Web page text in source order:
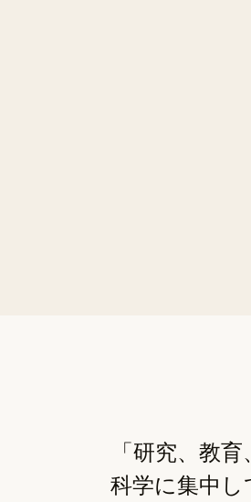
「研究、教
科学に集中